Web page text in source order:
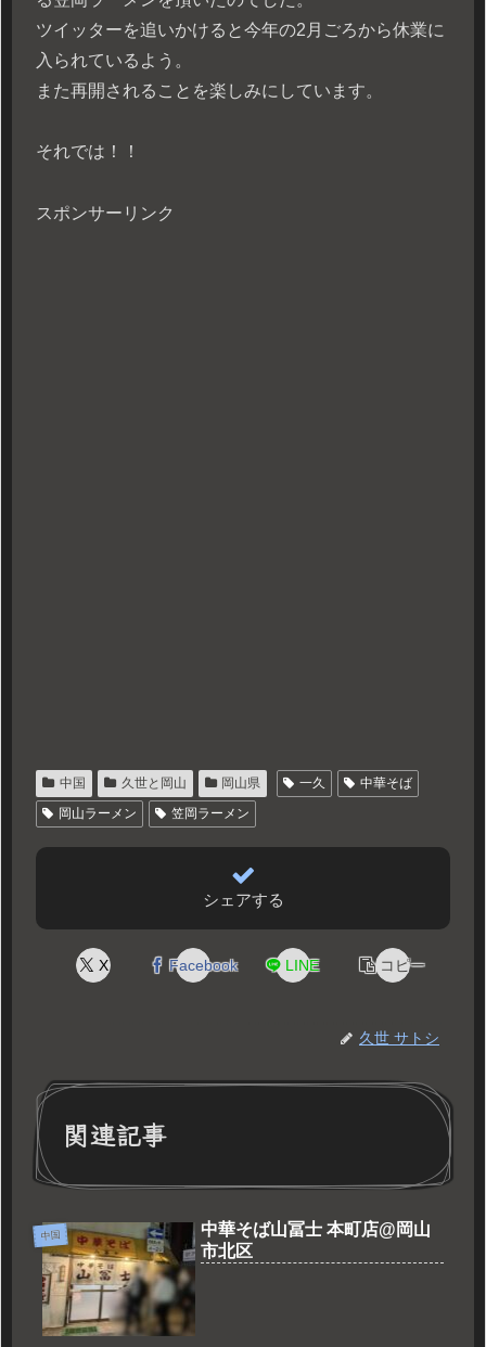
ツイッターを追いかけると今年の2月ごろから休業に
入られているよう。
また再開されることを楽しみにしています。
それでは！！
スポンサーリンク
中国 久世と岡山 岡山県 一久
中華そば
岡山ラーメン
笠岡ラーメン
シェアする
X Facebook LINE コピー
久世 サトシ
関連記事
中国
中華そば山冨士 本町店@岡山
市北区